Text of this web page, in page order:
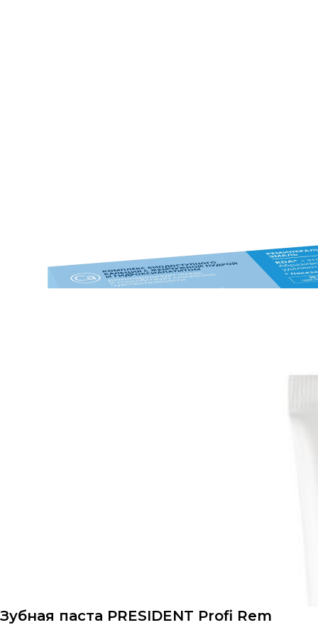
Зубная паста PRESIDENT Profi Rem